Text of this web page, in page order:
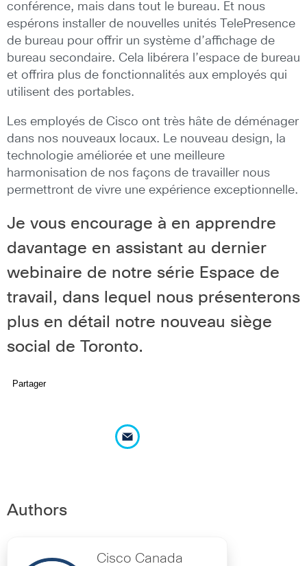
conférence, mais dans tout le bureau. Et nous
espérons installer de nouvelles unités TelePresence
de bureau pour offrir un système d’affichage de
bureau secondaire. Cela libérera l’espace de bureau
et offrira plus de fonctionnalités aux employés qui
utilisent des portables.
Les employés de Cisco ont très hâte de déménager
dans nos nouveaux locaux. Le nouveau design, la
technologie améliorée et une meilleure
harmonisation de nos façons de travailler nous
permettront de vivre une expérience exceptionnelle.
Je vous encourage à en apprendre
davantage en assistant au dernier
webinaire de notre série Espace de
travail, dans lequel nous présenterons
plus en détail notre nouveau siège
social de Toronto.
Partager
Authors
Cisco Canada